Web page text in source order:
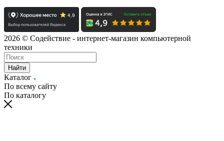
2026 © Содействие - интернет-магазин компьютерной
техники
Найти
Каталог
По всему сайту
По каталогу